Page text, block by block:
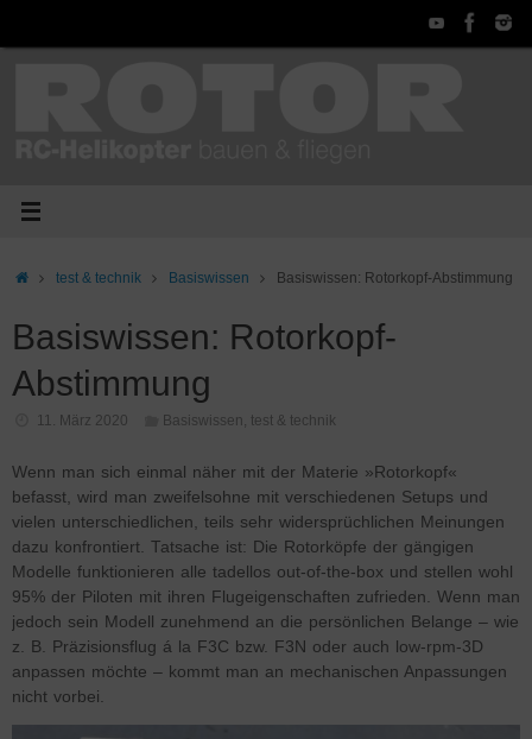
Starttest & technik Basiswissen Basiswissen: Rotorkopf-Abstimmung
Basiswissen: Rotorkopf-
Abstimmung
11. März 2020 Basiswissen, test & technik
Wenn man sich einmal näher mit der Materie »Rotorkopf«
befasst, wird man zweifelsohne mit verschiedenen Setups und
vielen unterschiedlichen, teils sehr widersprüchlichen Meinungen
dazu konfrontiert. Tatsache ist: Die Rotorköpfe der gängigen
Modelle funktionieren alle tadellos out-of-the-box und stellen wohl
95% der Piloten mit ihren Flugeigenschaften zufrieden. Wenn man
jedoch sein Modell zunehmend an die persönlichen Belange – wie
z. B. Präzisionsflug á la F3C bzw. F3N oder auch low-rpm-3D
anpassen möchte – kommt man an mechanischen Anpassungen
nicht vorbei.